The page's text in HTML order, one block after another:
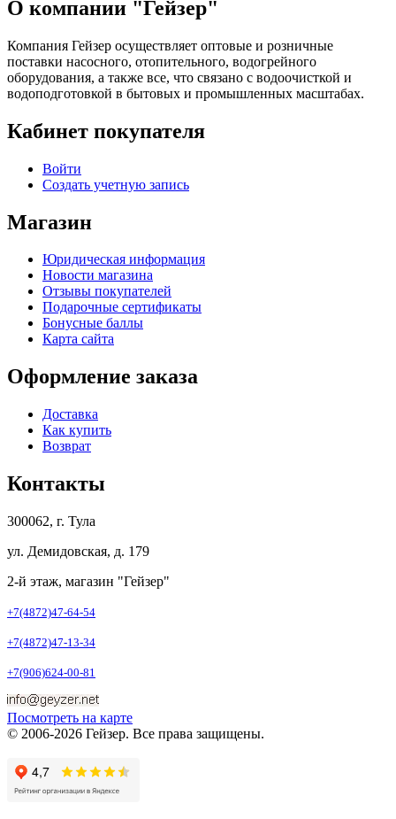
О компании "Гейзер"
Компания Гейзер осуществляет оптовые и розничные
поставки насосного, отопительного, водогрейного
оборудования, а также все, что связано с водоочисткой и
водоподготовкой в бытовых и промышленных масштабах.
Кабинет покупателя
Войти
Создать учетную запись
Магазин
Юридическая информация
Новости магазина
Отзывы покупателей
Подарочные сертификаты
Бонусные баллы
Карта сайта
Оформление заказа
Доставка
Как купить
Возврат
Контакты
300062, г. Тула
ул. Демидовская, д. 179
2-й этаж, магазин "Гейзер"
+7(4872)47-64-54
+7(4872)47-13-34
+7(906)624-00-81
Посмотреть на карте
© 2006-2026 Гейзер. Все права защищены.